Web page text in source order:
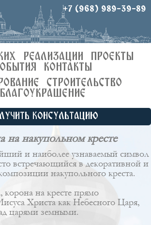
+7 (968) 989-39-89
РЕАЛИЗАЦИИ
ПРОЕКТЫ
КОНТАКТЫ
СТРОИТЕЛЬСТВО
БЛАГОУКРАШЕНИЕ
КОНСУЛЬТАЦИЮ
на накупольном кресте
и наиболее узнаваемый символ
встречающийся в декоративной и
накупольного креста.
, корона на кресте прямо
Христа как Небесного Царя,
царями земными.